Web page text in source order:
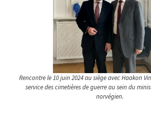
Rencontre le 10 juin 2024 au siège avec Haakon
service des cimetières de guerre au sein du
norvégien.